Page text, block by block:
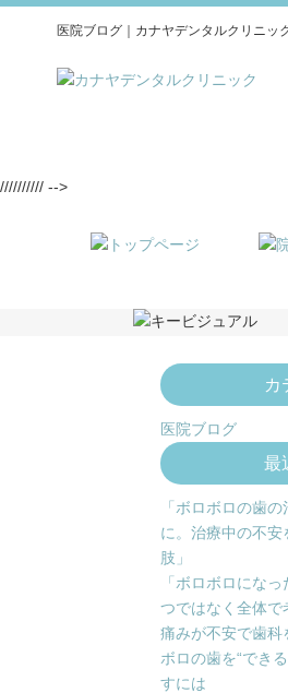
医院ブログ｜カナヤデンタルクリニッ
////////// -->
カ
医院ブログ
最
「ボロボロの歯
に。治療中の不
肢」
「ボロボロにな
つではなく全体で
痛みが不安で歯科
ボロの歯を“でき
すには